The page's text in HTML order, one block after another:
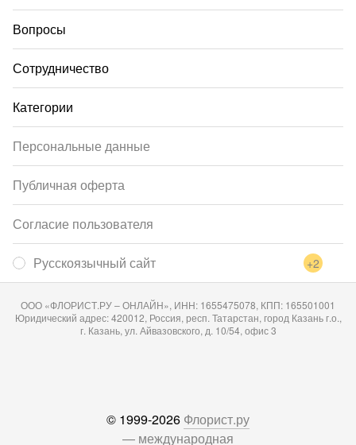
Вопросы
Сотрудничество
Категории
Русскоязычный сайт +2
Персональные данные
Публичная оферта
Согласие пользователя
ООО «ФЛОРИСТ.РУ – ОНЛАЙН», ИНН: 1655475078, КПП: 165501001
Юридический адрес: 420012, Россия, респ. Татарстан, город Казань г.о.,
г. Казань, ул. Айвазовского, д. 10/54, офис 3
© 1999-2026 Флорист.ру
— международная